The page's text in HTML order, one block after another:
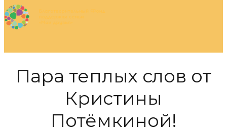
Пара теплых слов от
Кристины
Потёмкиной!